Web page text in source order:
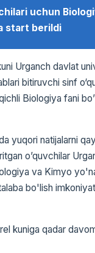
uchun
start berildi
Urganch davlat
bitiruvchi sinf
Biologiya fani
yuqori natijalarni
o’quvchilar
va Kimyo
bo'lish
kuniga qadar